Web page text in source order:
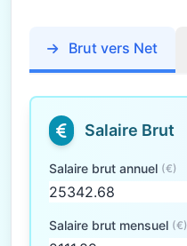
Brut vers Net
Salaire Brut
Salaire brut annuel (€)
Salaire brut mensuel (€)